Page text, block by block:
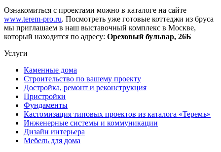
Ознакомиться с проектами можно в каталоге на сайте
www.terem-pro.ru. Посмотреть уже готовые коттеджи из бруса
мы приглашаем в наш выставочный комплекс в Москве,
который находится по адресу: Ореховый бульвар, 26Б
Услуги
Каменные дома
Строительство по вашему проекту
Достройка, ремонт и реконструкция
Пристройки
Фундаменты
Кастомизация типовых проектов из каталога «Теремъ»
Инженерные системы и коммуникации
Дизайн интерьера
Мебель для дома